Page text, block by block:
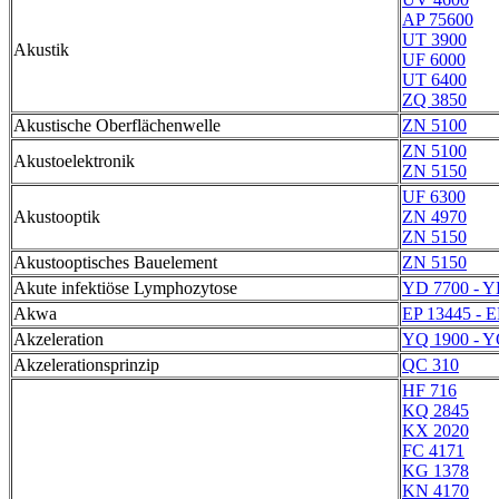
Akustik
AP 75600
UT 3900
UF 6000
UT 6400
ZQ 3850
Akustische Oberflächenwelle
ZN 5100
Akustoelektronik
ZN 5100
ZN 5150
Akustooptik
UF 6300
ZN 4970
ZN 5150
Akustooptisches Bauelement
ZN 5150
Akute infektiöse Lymphozytose
YD 7700 -
Akwa
EP 13445 -
Akzeleration
YQ 1900 -
Akzelerationsprinzip
QC 310
HF 716
KQ 2845
KX 2020
FC 4171
KG 1378
KN 4170